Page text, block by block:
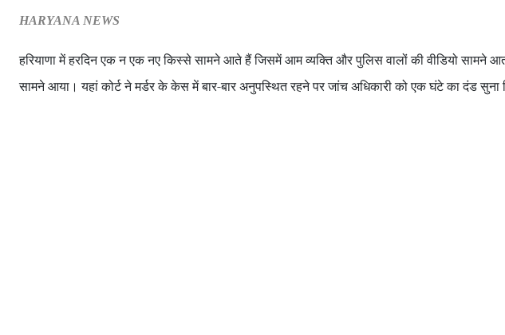
HARYANA NEWS
हरियाणा में हरदिन एक न एक नए किस्से सामने आते हैं जिसमें आम व्यक्ति और पुलिस वालों की वीडियो सामने
सामने आया। यहां कोर्ट ने मर्डर के केस में बार-बार अनुपस्थित रहने पर जांच अधिकारी को एक घंटे का दंड सुना